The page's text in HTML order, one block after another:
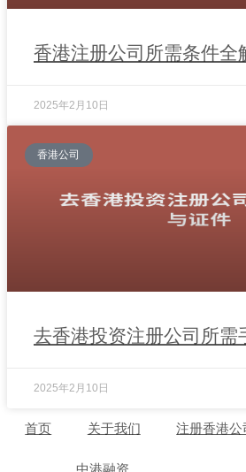
香港注册公司所需条件全
2025年2月10日
香港公司
去香港投资注册公司所需
2025年2月10日
首页 关于我们 注册香港公